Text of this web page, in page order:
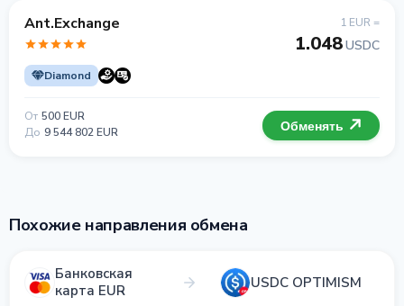
Ant.Exchange
Diamond
1 EUR =
1.048USDC
От 500 EUR
До 9 544 802 EUR Обменять
Похожие направления обмена
Банковская
карта EUR
USDC OPTIMISM